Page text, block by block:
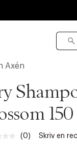
Axén
Inget
(0) Skriv en